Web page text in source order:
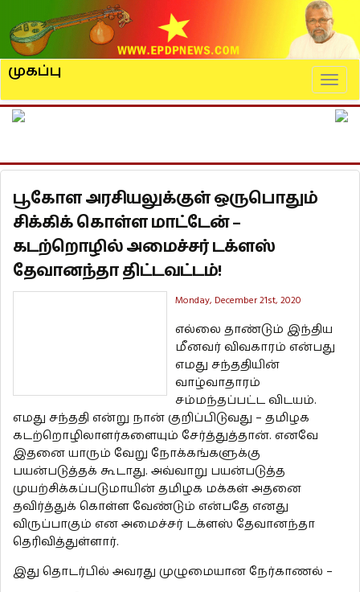
முகப்பு
பூகோள அரசியலுக்குள் ஒருபொதும்
சிக்கிக் கொள்ள மாட்டேன் –
கடற்றொழில் அமைச்சர் டக்ளஸ்
தேவானந்தா திட்டவட்டம்!
Monday, December 21st, 2020
எல்லை தாண்டும் இந்திய
மீனவர் விவகாரம் என்பது
எமது சந்ததியின்
வாழ்வாதாரம்
சம்மந்தப்பட்ட விடயம்.
எமது சந்ததி என்று நான் குறிப்பிடுவது – தமிழக
கடற்றொழிலாளர்களையும் சேர்த்துத்தான். எனவே
இதனை யாரும் வேறு நோக்கங்களுக்கு
பயன்படுத்தக் கூடாது. அவ்வாறு பயன்படுத்த
முயற்சிக்கப்படுமாயின் தமிழக மக்கள் அதனை
தவிர்த்துக் கொள்ள வேண்டும் என்பதே எனது
விருப்பாகும் என அமைச்சர் டக்ளஸ் தேவானந்தா
தெரிவித்துள்ளார்.
இது தொடர்பில் அவரது முழுமையான நேர்காணல் –